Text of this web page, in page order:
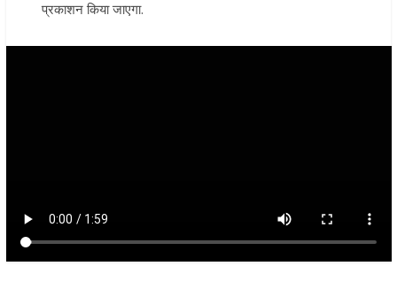
प्रकाशन किया जाएगा.